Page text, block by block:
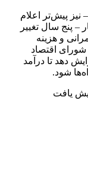
پیش‌تر اعلام
– پنج سال تغییر
و هزینه
شورای اقتصاد
دهد تا درآمد
شود.